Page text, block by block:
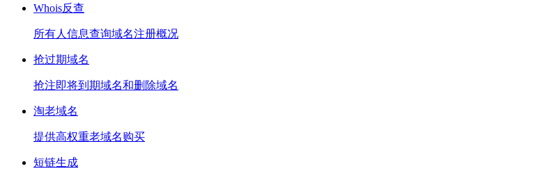
Whois反查
所有人信息查询域名注册概况
抢过期域名
抢注即将到期域名和删除域名
淘老域名
提供高权重老域名购买
短链生成